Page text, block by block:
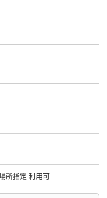
所指定 利用可